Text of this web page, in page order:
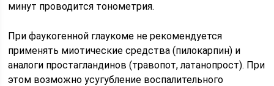
минут проводится тонометрия.
При фаукогенной глаукоме не рекомендуется
применять миотические средства (пилокарпин) и
аналоги простагландинов (травопот, латанопрост). При
этом возможно усугубление воспалительного